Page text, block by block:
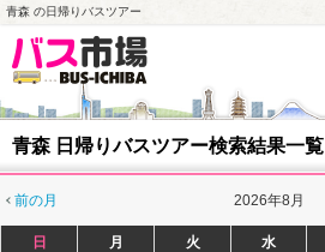
青森 の日帰りバスツアー
青森 日帰りバスツアー検索結果一覧
前の月 2026年8月
日 月 火 水